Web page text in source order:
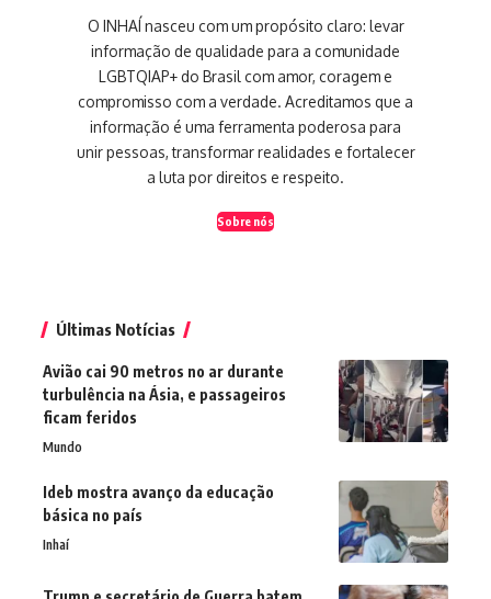
O INHAÍ nasceu com um propósito claro: levar
informação de qualidade para a comunidade
LGBTQIAP+ do Brasil com amor, coragem e
compromisso com a verdade. Acreditamos que a
informação é uma ferramenta poderosa para
unir pessoas, transformar realidades e fortalecer
a luta por direitos e respeito.
Sobre nós
Últimas Notícias
Avião cai 90 metros no ar durante
turbulência na Ásia, e passageiros
ficam feridos
Mundo
Ideb mostra avanço da educação
básica no país
Inhaí